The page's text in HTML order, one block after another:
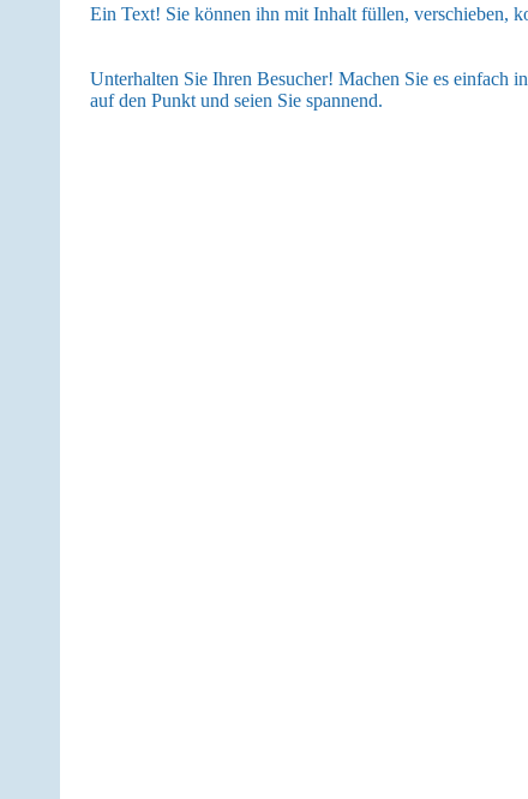
Ein Text! Sie können ihn mit Inhalt füllen, verschieben,
Unterhalten Sie Ihren Besucher! Machen Sie es einfach
auf den Punkt und seien Sie spannend.